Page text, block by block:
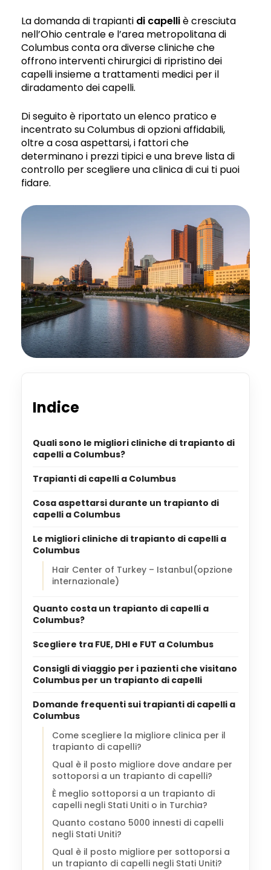
La domanda di trapianti di capelliè cresciuta
nell’Ohio centrale e l’area metropolitana di
Columbus conta ora diverse cliniche che
offrono interventi chirurgici di ripristino dei
capelli insieme a trattamenti medici per il
diradamento dei capelli.
Di seguito è riportato un elenco pratico e
incentrato su Columbus di opzioni affidabili,
oltre a cosa aspettarsi, i fattori che
determinano i prezzi tipici e una breve lista di
controllo per scegliere una clinica di cui ti puoi
fidare.
Indice
Quali sono le migliori cliniche di trapianto di
capelli a Columbus?
Trapianti di capelli a Columbus
Cosa aspettarsi durante un trapianto di
capelli a Columbus
Le migliori cliniche di trapianto di capelli a
Columbus
Hair Center of Turkey – Istanbul(opzione
internazionale)
Quanto costa un trapianto di capelli a
Columbus?
Scegliere tra FUE, DHI e FUT a Columbus
Consigli di viaggio per i pazienti che visitano
Columbus per un trapianto di capelli
Domande frequenti sui trapianti di capelli a
Columbus
Come scegliere la migliore clinica per il
trapianto di capelli?
Qual è il posto migliore dove andare per
sottoporsi a un trapianto di capelli?
È meglio sottoporsi a un trapianto di
capelli negli Stati Uniti o in Turchia?
Quanto costano 5000 innesti di capelli
negli Stati Uniti?
Qual è il posto migliore per sottoporsi a
un trapianto di capelli negli Stati Uniti?